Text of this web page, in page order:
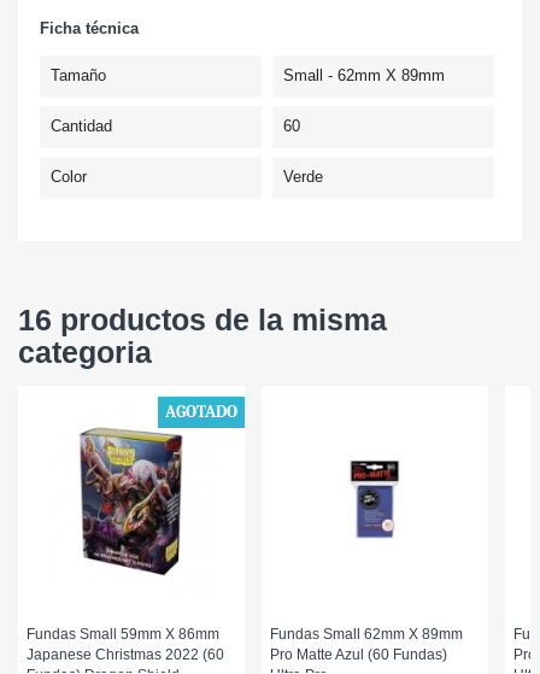
Ficha técnica
Tamaño Small - 62mm X 89mm
Cantidad 60
Color Verde
16 productos de la misma
categoria
Fundas Small 59mm X 86mm
Japanese Christmas 2022 (60
AGOTADO
Fundas Small 62mm X 89mm
Pro Matte Azul (60 Fundas)